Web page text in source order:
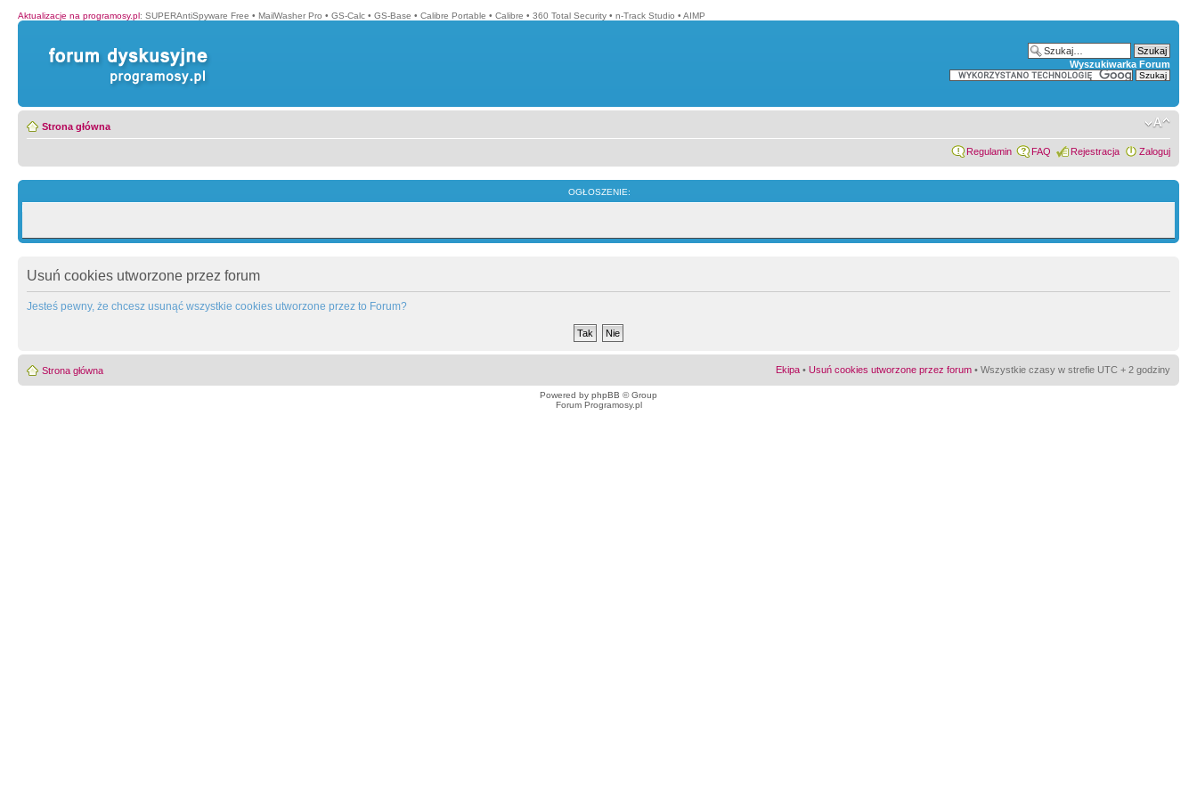
Aktualizacje na programosy.pl: SUPERAntiSpyware Free • MailWasher Pro • GS-Calc • GS-Base • Calibre Portable • Calibre • 360 Total Security • n-Track Studio • AIMP
Wyszukiwarka Forum
Strona główna
Regulamin FAQ Rejestracja Zaloguj
OGŁOSZENIE:
Usuń cookies utworzone przez forum
Jesteś pewny, że chcesz usunąć wszystkie cookies utworzone przez to Forum?
Strona główna Ekipa • Usuń cookies utworzone przez forum • Wszystkie czasy w strefie UTC + 2 godziny
Powered by phpBB © Group
Forum Programosy.pl